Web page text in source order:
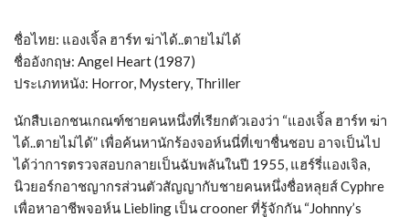
ชื่อไทย: แองเจิ้ล ฮาร์ท ฆ่าได้..ตายไม่ได้
ชื่ออังกฤษ: Angel Heart (1987)
ประเภทหนัง: Horror, Mystery, Thriller
นักสืบเอกชนเกณฑ์ชายคนหนึ่งที่เรียกตัวเองว่า “แองเจิ้ล ฮาร์ท ฆ่า
ได้..ตายไม่ได้” เพื่อค้นหานักร้องจอห์นนี่ที่เขาชื่นชอบ อาจเป็นไป
ได้ว่าการตรวจสอบกลายเป็นฉับพลันในปี 1955, แฮร์รี่แองเจิล,
นิวยอร์กอาชญากรส่วนตัวสัญญากับชายคนหนึ่งชื่อหลุยส์ Cyphre
เพื่อหาอาชีพจอห์น Liebling เป็น crooner ที่รู้จักกัน “Johnny’s